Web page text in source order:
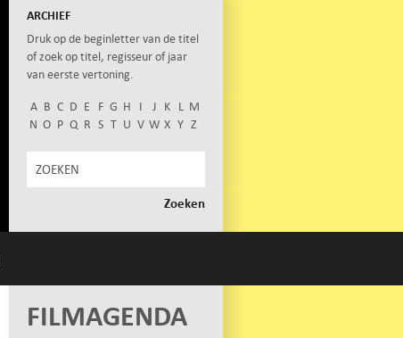
ARCHIEF
Druk op de beginletter van de titel
of zoek op titel, regisseur of jaar
van eerste vertoning.
A B C D E F G H I J K L M
N O P Q R S T U V W X Y Z
FILMAGENDA